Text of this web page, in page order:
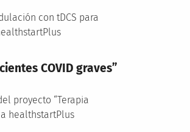
con tDCS para
COVID graves”
proyecto “Terapia
healthstartPlus